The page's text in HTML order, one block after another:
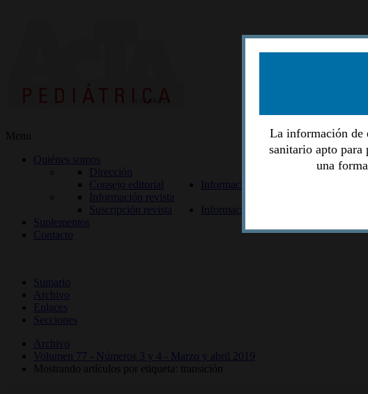
Menu
Quiénes somos
Dirección
Consejo editorial
Información lectores
Información revista
Suscripción revista
Información autores
Suplementos
Contacto
Sumario
Archivo
Enlaces
Secciones
Archivo
Volumen 77 - Números 3 y 4 - Marzo y abril 2019
Mostrando artículos por etiqueta: transición
La información de
sanitario apto para
una